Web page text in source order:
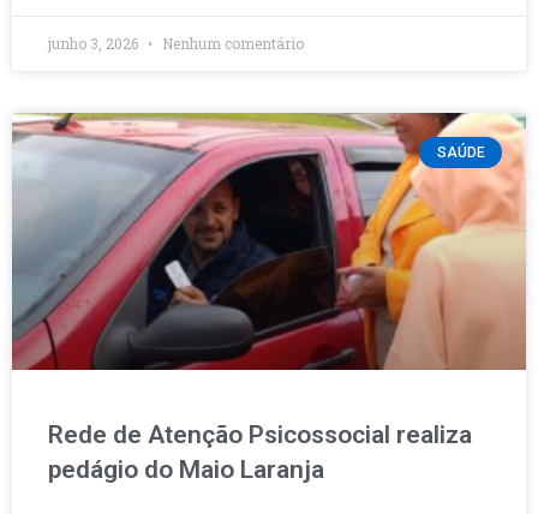
junho 3, 2026 Nenhum comentário
SAÚDE
Rede de Atenção Psicossocial realiza
pedágio do Maio Laranja